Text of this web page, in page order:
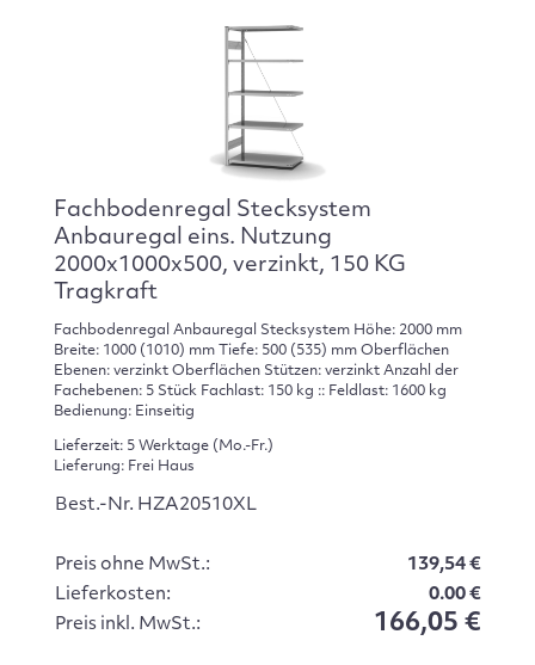
Fachbodenregal Stecksystem
Anbauregal eins. Nutzung
2000x1000x500, verzinkt, 150 KG
Tragkraft
Fachbodenregal Anbauregal Stecksystem Höhe: 2000 mm
Breite: 1000 (1010) mm Tiefe: 500 (535) mm Oberflächen
Ebenen: verzinkt Oberflächen Stützen: verzinkt Anzahl der
Fachebenen: 5 Stück Fachlast: 150 kg :: Feldlast: 1600 kg
Bedienung: Einseitig
Lieferzeit: 5 Werktage (Mo.-Fr.)
Lieferung: Frei Haus
Best.-Nr. HZA20510XL
Preis ohne MwSt.:
139,54 €
Lieferkosten:
0.00 €
Preis inkl. MwSt.:
166,05 €